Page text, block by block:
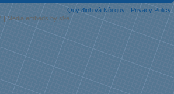
Quy định và Nội quy
Privacy Policy
| Media embeds by s9e